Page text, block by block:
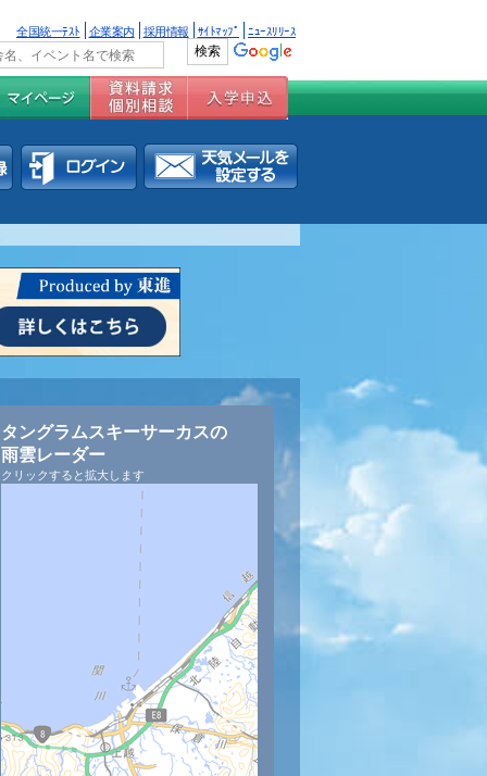
全国統一ﾃｽﾄ 企業案内 採用情報 ｻｲﾄﾏｯﾌﾟ ﾆｭｰｽﾘﾘｰｽ
タングラムスキーサーカスの
雨雲レーダー
クリックすると拡大します